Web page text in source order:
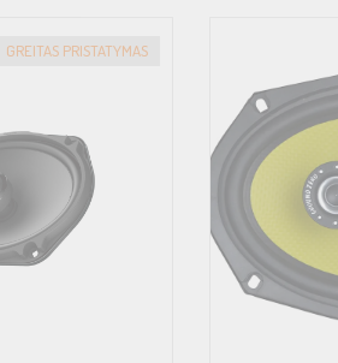
GREITAS PRISTATYMAS